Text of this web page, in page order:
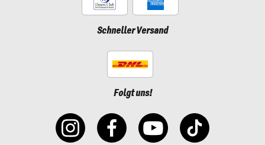
Schneller Versand
Folgt uns!